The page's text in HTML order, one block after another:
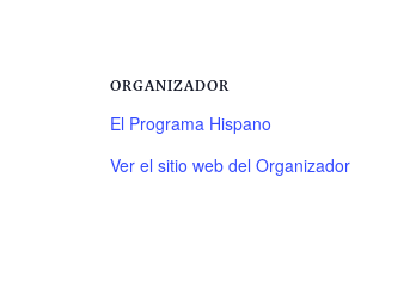
ORGANIZADOR
El Programa Hispano
Ver el sitio web del Organizador